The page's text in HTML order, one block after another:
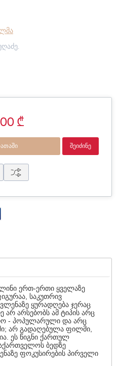
₾
ᲨᲔᲘᲫᲘᲜᲔ
ერთ-ერთი ყველაზე
საკუთრივ
ყურადღება ჯერაც
არსებობს ამ ტიპის არც
- პოპულარული და არც
არ გადაღებულა ფილმი,
ეს წიგნი ქართულ
ბედზე
ფოკუსირების პირველი